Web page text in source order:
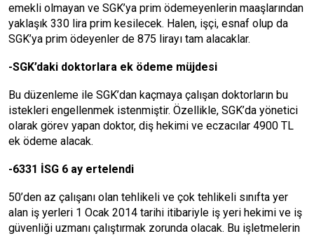
emekli olmayan ve SGK’ya prim ödemeyenlerin maaşlarından
yaklaşık 330 lira prim kesilecek. Halen, işçi, esnaf olup da
SGK’ya prim ödeyenler de 875 lirayı tam alacaklar.
-SGK’daki doktorlara ek ödeme müjdesi
Bu düzenleme ile SGK’dan kaçmaya çalışan doktorların bu
istekleri engellenmek istenmiştir. Özellikle, SGK’da yönetici
olarak görev yapan doktor, diş hekimi ve eczacılar 4900 TL
ek ödeme alacak.
-6331 İSG 6 ay ertelendi
50’den az çalışanı olan tehlikeli ve çok tehlikeli sınıfta yer
alan iş yerleri 1 Ocak 2014 tarihi itibariyle iş yeri hekimi ve iş
güvenliği uzmanı çalıştırmak zorunda olacak. Bu işletmelerin